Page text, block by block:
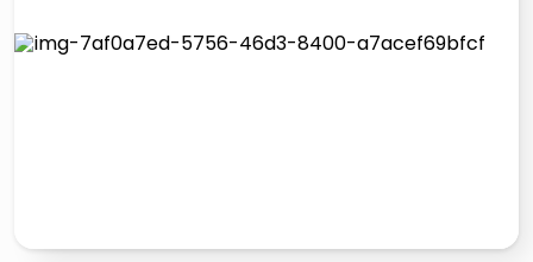
italia independent occhiali sole 0703 thin rotondo sun